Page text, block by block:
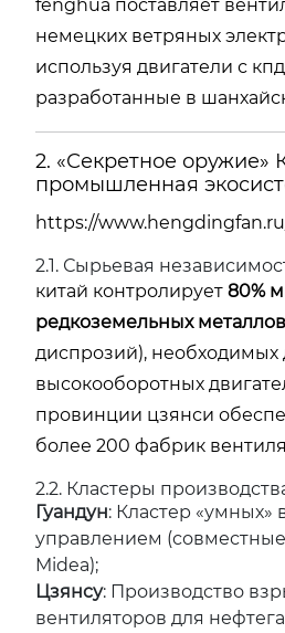
fenghua поставляет
немецких ветряных
используя двигатели с
разработанные в
2. «Секретное оружие»
промышленная
https://
2.1. Сырьевая
китай контролирует 80%
редкоземельных металлов
диспрозий), необходимых
высокооборотных
провинции цзянси
более 200 фабрик
2.2. Кластеры
Гуандун: Кластер «умных»
управлением
Midea);
Цзянсу: Производство
вентиляторов для